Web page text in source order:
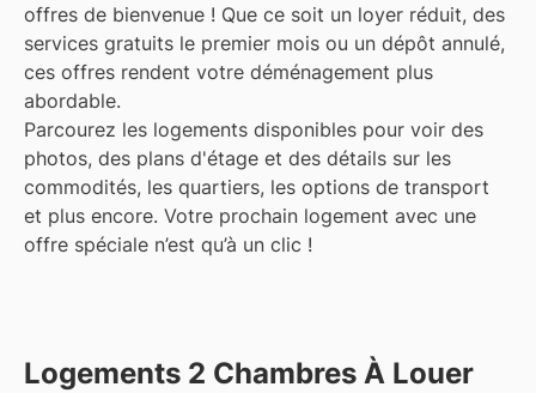
offres de bienvenue ! Que ce soit un loyer réduit, des
services gratuits le premier mois ou un dépôt annulé,
ces offres rendent votre déménagement plus
abordable.
Parcourez les logements disponibles pour voir des
photos, des plans d'étage et des détails sur les
commodités, les quartiers, les options de transport
et plus encore. Votre prochain logement avec une
offre spéciale n’est qu’à un clic !
Logements 2 Chambres À Louer